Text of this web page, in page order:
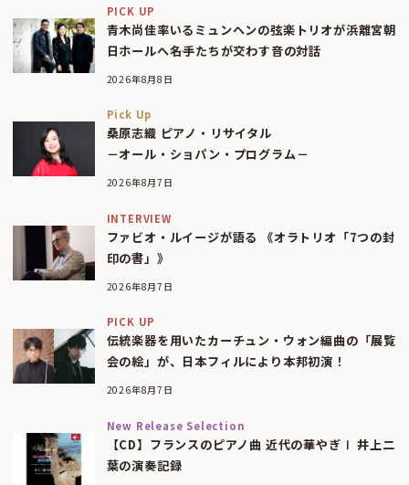
PICK UP
青木尚佳率いるミュンヘンの弦楽トリオが浜離宮朝
日ホールへ――名手たちが交わす音の対話
2026年8月8日
Pick Up
桑原志織 ピアノ・リサイタル
－オール・ショパン・プログラム－
2026年8月7日
INTERVIEW
ファビオ・ルイージが語る 《オラトリオ「7つの封
印の書」》
2026年8月7日
PICK UP
伝統楽器を用いたカーチュン・ウォン編曲の「展覧
会の絵」が、日本フィルにより本邦初演！
2026年8月7日
New Release Selection
【CD】フランスのピアノ曲 近代の華やぎⅠ 井上二
葉の演奏記録